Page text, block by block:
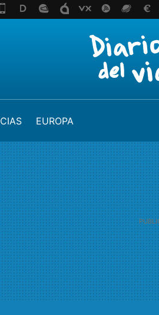
EUROPA